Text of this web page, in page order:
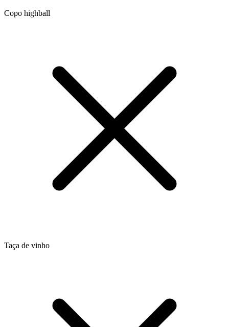
Copo highball
Taça de vinho